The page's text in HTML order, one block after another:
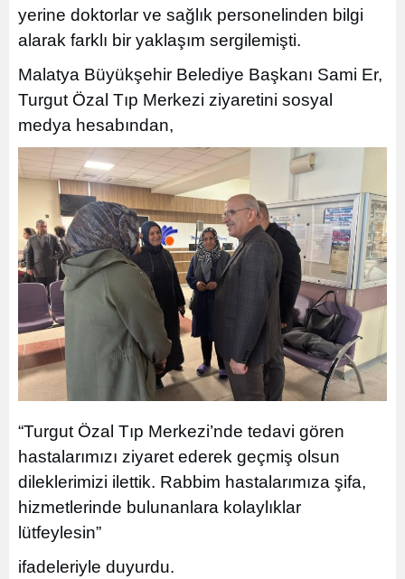
yerine doktorlar ve sağlık personelinden bilgi
alarak farklı bir yaklaşım sergilemişti.
Malatya Büyükşehir Belediye Başkanı Sami Er,
Turgut Özal Tıp Merkezi ziyaretini sosyal
medya hesabından,
“Turgut Özal Tıp Merkezi’nde tedavi gören
hastalarımızı ziyaret ederek geçmiş olsun
dileklerimizi ilettik. Rabbim hastalarımıza şifa,
hizmetlerinde bulunanlara kolaylıklar
lütfeylesin”
ifadeleriyle duyurdu.